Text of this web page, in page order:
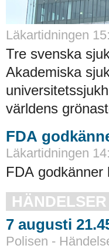
Läkartidningen
Tre svenska
Akademiska
världens
FDA
Läkartidningen
FDA godkänner
HÄNDELSER
7 augusti
Polisen -